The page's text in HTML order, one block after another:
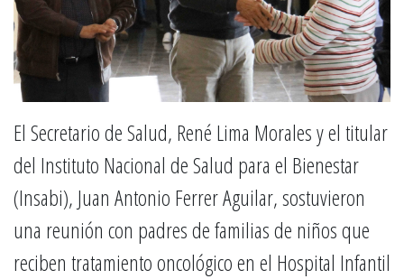
El Secretario de Salud, René Lima Morales y el titular
del Instituto Nacional de Salud para el Bienestar
(Insabi), Juan Antonio Ferrer Aguilar, sostuvieron
una reunión con padres de familias de niños que
reciben tratamiento oncológico en el Hospital Infantil